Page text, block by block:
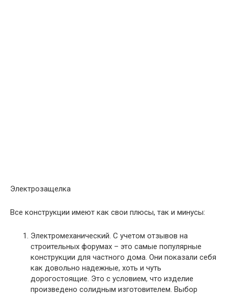
Электрозащелка
Все конструкции имеют как свои плюсы, так и минусы:
Электромеханический. С учетом отзывов на
строительных форумах – это самые популярные
конструкции для частного дома. Они показали себя
как довольно надежные, хоть и чуть
дорогостоящие. Это с условием, что изделие
произведено солидным изготовителем. Выбор